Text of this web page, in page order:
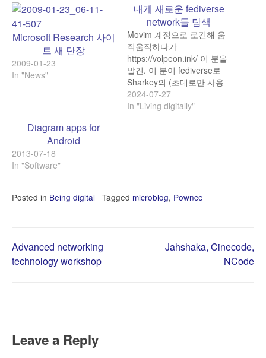
Microsoft Research 사이
트 새 단장
2009-01-23
In "News"
내게 새로운 fediverse
network들 탐색
Movim 계정으로 로긴해 움
직움직하다가
https://volpeon.ink/ 이 분을
발견. 이 분이 fediverse로
Sharkey의 (초대로만 사용
자를 받는) 한 instance를 사
용하고 계신 것을 보고
email address를 바꾸는 데
(사용자가…
2024-07-27
In "Living digitally"
Diagram apps for
Android
2013-07-18
In "Software"
Posted in Being digital Tagged microblog, Pownce
Post
Advanced networking
technology workshop
Jahshaka, Cinecode,
NCode
Leave a Reply